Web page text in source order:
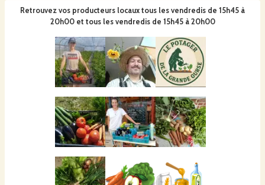
Retrouvez vos producteurs locaux tous les vendredis de 15h45 à
20h00 et tous les vendredis de 15h45 à 20h00